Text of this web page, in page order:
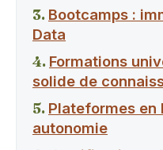
Bootcamps :
Data
Formations
solide de
Plateformes
autonomie